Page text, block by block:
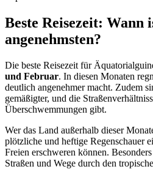
Beste Reisezeit: Wann
angenehmsten?
Die beste Reisezeit für
und Februar. In diesen Monaten
deutlich angenehmer macht. Zudem
gemäßigter, und die
Überschwemmungen gibt.
Wer das Land außerhalb dieser
plötzliche und heftige Regenschauer
Freien erschweren können.
Straßen und Wege durch den